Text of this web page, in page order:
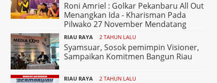
Roni Amriel : Golkar Pekanbaru All Out
Menangkan Ida - Kharisman Pada
Pilwako 27 November Mendatang
RIAU RAYA 2 TAHUN LALU
Syamsuar, Sosok pemimpin Visioner,
Sampaikan Komitmen Bangun Riau
RIAU RAYA 2 TAHUN LALU